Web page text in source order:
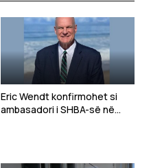
Eric Wendt konfirmohet si
ambasadori i SHBA-së në